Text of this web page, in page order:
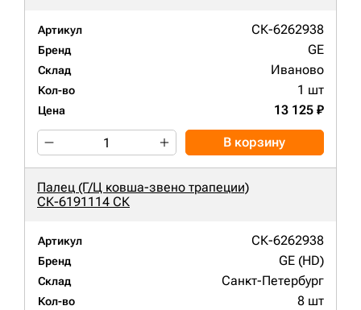
Артикул СК-6262938
Бренд GE
Склад Иваново
Кол-во 1 шт
Цена 13 125 ₽
В корзину
Палец (Г/Ц ковша-звено трапеции)
СК-6191114 СК
Артикул СК-6262938
Бренд GE (HD)
Склад Санкт-Петербург
Кол-во 8 шт